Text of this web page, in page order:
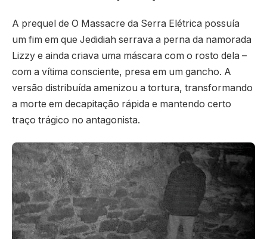
A prequel de O Massacre da Serra Elétrica possuía
um fim em que Jedidiah serrava a perna da namorada
Lizzy e ainda criava uma máscara com o rosto dela –
com a vítima consciente, presa em um gancho. A
versão distribuída amenizou a tortura, transformando
a morte em decapitação rápida e mantendo certo
traço trágico no antagonista.